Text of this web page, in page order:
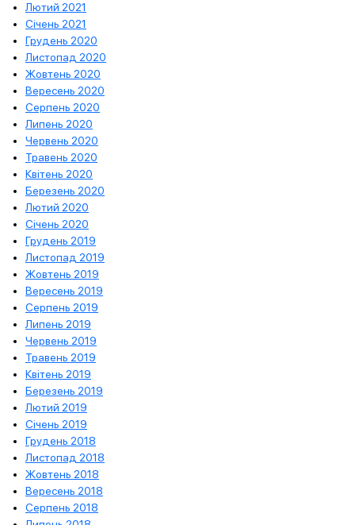
Лютий 2021
Січень 2021
Грудень 2020
Листопад 2020
Жовтень 2020
Вересень 2020
Серпень 2020
Липень 2020
Червень 2020
Травень 2020
Квітень 2020
Березень 2020
Лютий 2020
Січень 2020
Грудень 2019
Листопад 2019
Жовтень 2019
Вересень 2019
Серпень 2019
Липень 2019
Червень 2019
Травень 2019
Квітень 2019
Березень 2019
Лютий 2019
Січень 2019
Грудень 2018
Листопад 2018
Жовтень 2018
Вересень 2018
Серпень 2018